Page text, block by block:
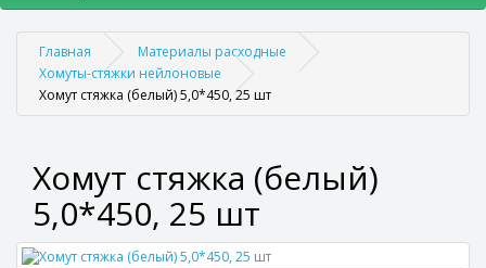
Главная
Материалы расходные
Хомуты-стяжки нейлоновые
Хомут стяжка (белый) 5,0*450, 25 шт
Хомут стяжка (белый)
5,0*450, 25 шт